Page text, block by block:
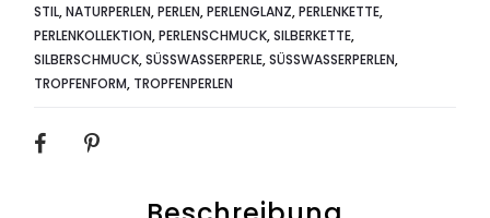
STIL,NATURPERLEN,PERLEN,PERLENGLANZ,PERLENKETTE,
PERLENKOLLEKTION,PERLENSCHMUCK,SILBERKETTE,
SILBERSCHMUCK,SÜSSWASSERPERLE ,SÜSSWASSERPERLEN ,
TROPFENFORM, TROPFENPERLEN
SHARE